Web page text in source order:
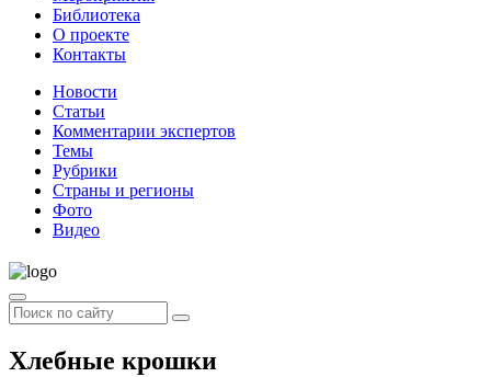
Библиотека
О проекте
Контакты
Новости
Статьи
Комментарии экспертов
Темы
Рубрики
Страны и регионы
Фото
Видео
Хлебные крошки